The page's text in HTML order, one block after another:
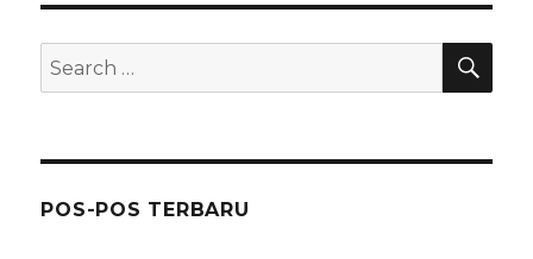
Search
for:
POS-POS TERBARU